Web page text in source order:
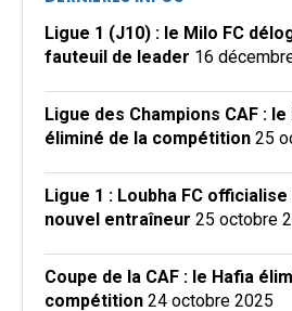
Ligue 1 (J10) : le Milo FC
fauteuil de leader 16
Ligue des Champions CAF :
éliminé de la compétition 25
Ligue 1 : Loubha FC officialise
nouvel entraîneur 25 octobre
Coupe de la CAF : le Hafia
compétition 24 octobre 2025